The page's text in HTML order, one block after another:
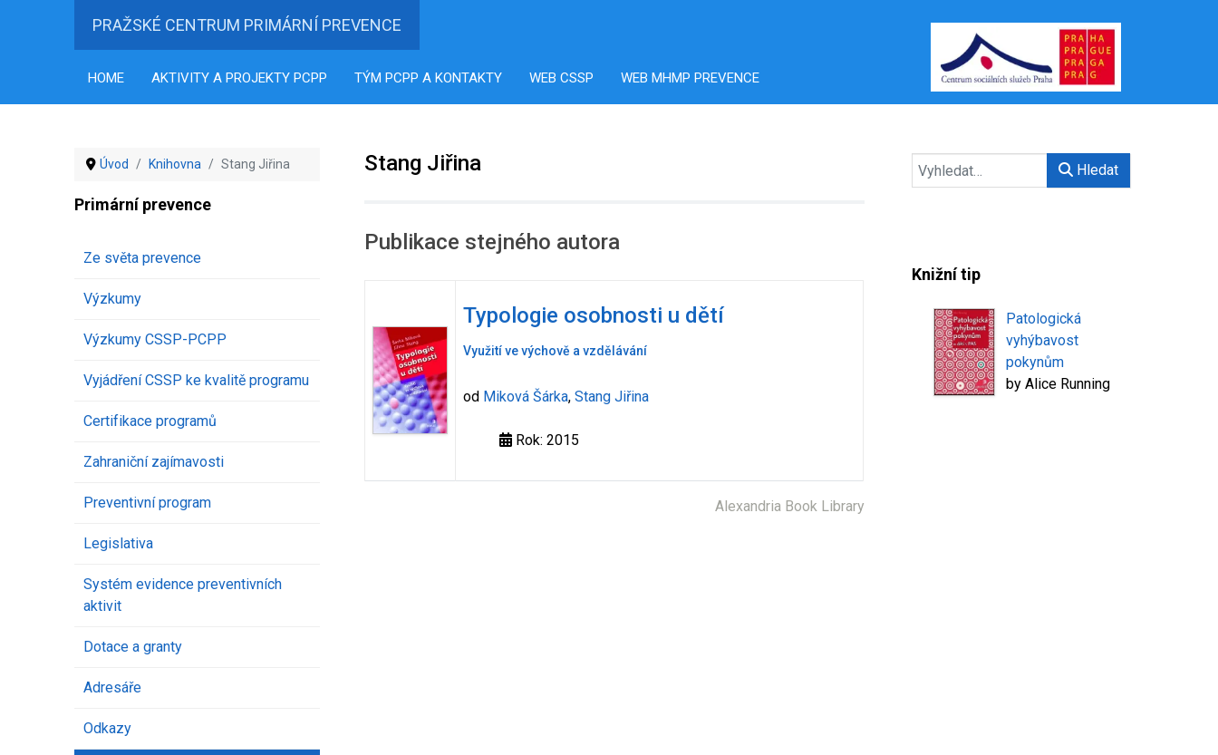
PRAŽSKÉ CENTRUM PRIMÁRNÍ PREVENCE
HOME AKTIVITY A PROJEKTY PCPP TÝM PCPP A KONTAKTY WEB CSSP WEB MHMP PREVENCE
Úvod Knihovna Stang Jiřina
Primární prevence
Ze světa prevence
Výzkumy
Výzkumy CSSP-PCPP
Vyjádření CSSP ke kvalitě programu
Certifikace programů
Zahraniční zajímavosti
Preventivní program
Legislativa
Systém evidence preventivních
aktivit
Dotace a granty
Adresáře
Odkazy
Stang Jiřina
Publikace stejného autora
Typologie osobnosti u dětí
Využití ve výchově a vzdělávání
od Miková Šárka,Stang Jiřina
Rok: 2015
Alexandria Book Library
Hledat
Knižní tip
Patologická
vyhýbavost
pokynům
byAlice Running